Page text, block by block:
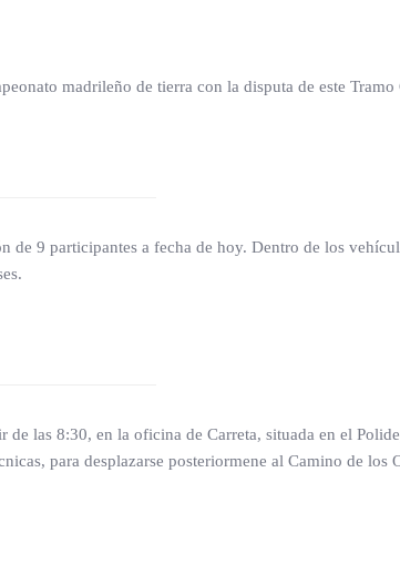
madrileño de tierra con la disputa de este
9 participantes a fecha de hoy. Dentro de los
de las 8:30, en la oficina de Carreta, situada en el
para desplazarse posteriormene al Camino de los